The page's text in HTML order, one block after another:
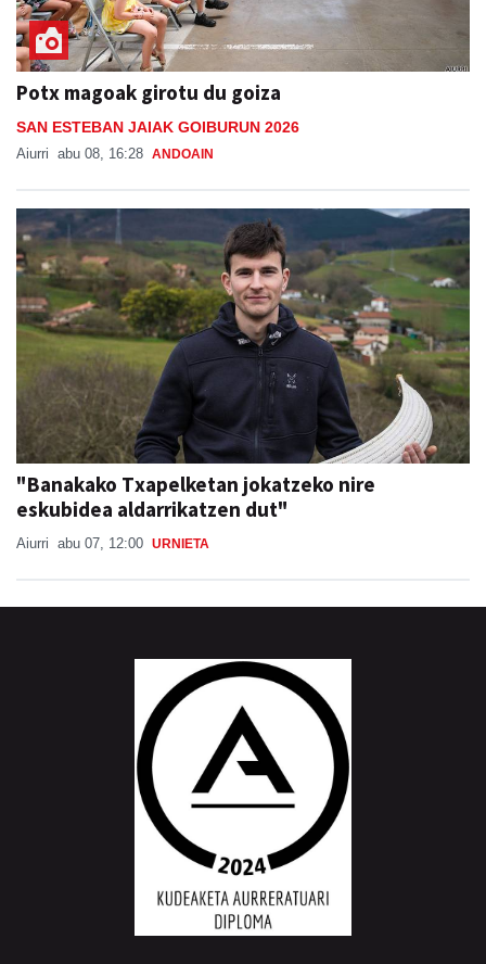
Potx magoak girotu du goiza
SAN ESTEBAN JAIAK GOIBURUN 2026
Aiurri abu 08, 16:28 ANDOAIN
"Banakako Txapelketan jokatzeko nire
eskubidea aldarrikatzen dut"
Aiurri abu 07, 12:00 URNIETA